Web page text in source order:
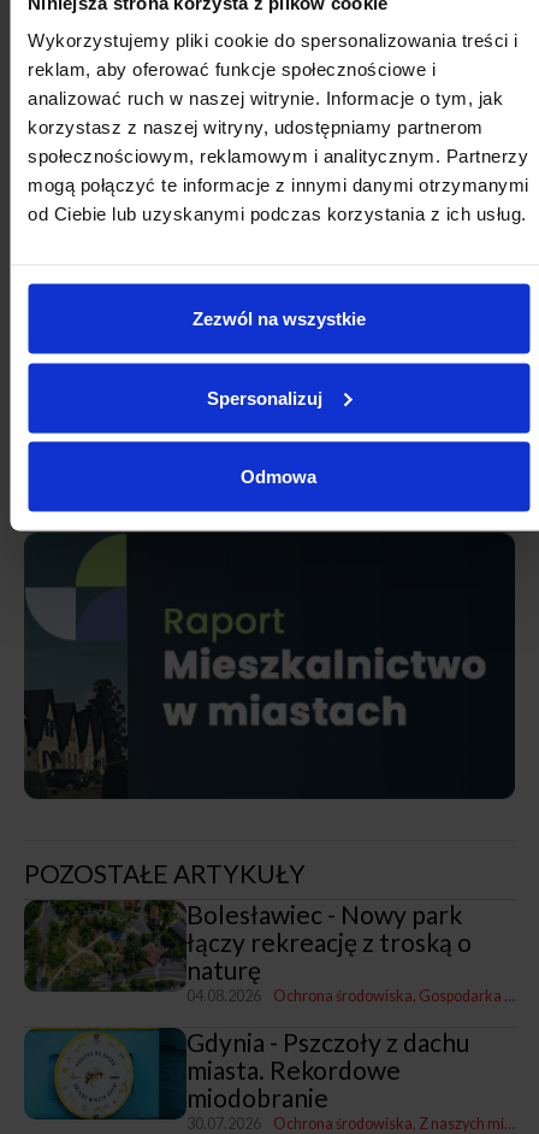
Wykorzystujemy pliki cookie do spersonalizowania treści i
reklam, aby oferować funkcje społecznościowe i
analizować ruch w naszej witrynie. Informacje o tym, jak
korzystasz z naszej witryny, udostępniamy partnerom
społecznościowym, reklamowym i analitycznym. Partnerzy
mogą połączyć te informacje z innymi danymi otrzymanymi
od Ciebie lub uzyskanymi podczas korzystania z ich usług.
Zezwól na wszystkie
Spersonalizuj
Odmowa
POZOSTAŁE ARTYKUŁY
Bolesławiec - Nowy park
łączy rekreację z troską o
naturę
04.08.2026 Ochrona środowiska Gospodarka mieszkaniowa, przestrzenna i nieruchomościami
Gdynia - Pszczoły z dachu
miasta. Rekordowe
miodobranie
30.07.2026 Ochrona środowiska Z naszych miast